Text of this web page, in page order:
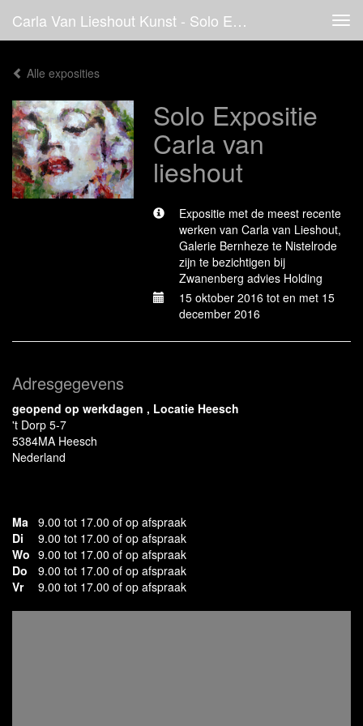
Carla Van Lieshout Kunst - Solo Expositie Carla Van Lieshout
Alle exposities
Solo Expositie
Carla van
lieshout
Expositie met de meest recente
werken van Carla van Lieshout,
Galerie Bernheze te Nistelrode
zijn te bezichtigen bij
Zwanenberg advies Holding
15 oktober 2016 tot en met 15
december 2016
Adresgegevens
geopend op werkdagen , Locatie Heesch
't Dorp 5-7
5384MA Heesch
Nederland
Ma 9.00 tot 17.00 of op afspraak
Di
9.00 tot 17.00 of op afspraak
Wo 9.00 tot 17.00 of op afspraak
Do
9.00 tot 17.00 of op afspraak
Vr
9.00 tot 17.00 of op afspraak